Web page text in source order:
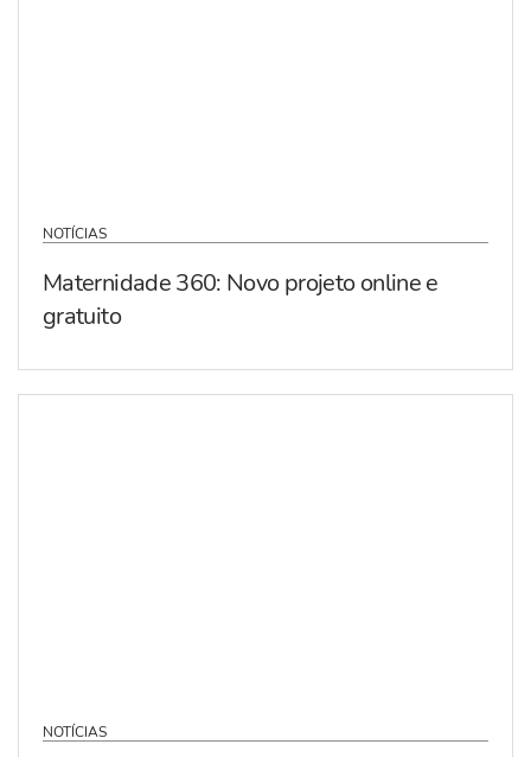
NOTÍCIAS
Maternidade 360: Novo projeto online e
gratuito
NOTÍCIAS